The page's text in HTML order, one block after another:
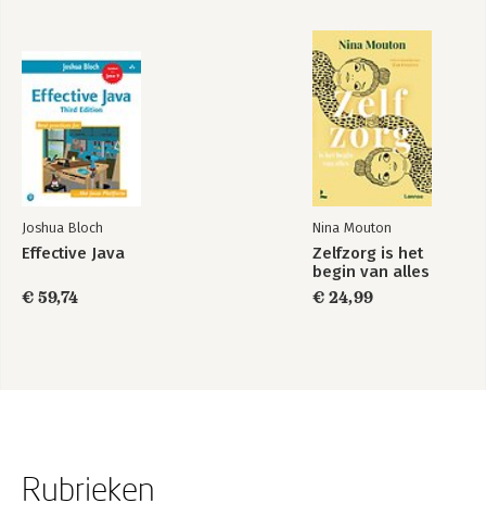
Joshua Bloch
Effective Java
€ 59,74
Nina Mouton
Zelfzorg is het
begin van alles
€ 24,99
Rubrieken